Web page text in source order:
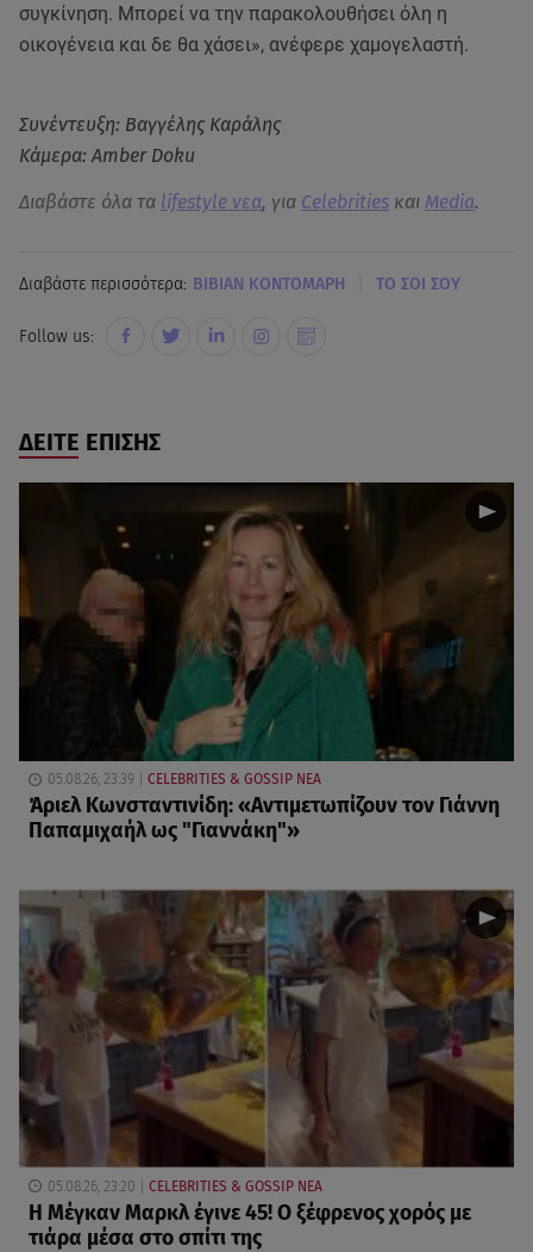
συγκίνηση. Μπορεί να την παρακολουθήσει όλη η
οικογένεια και δε θα χάσει», ανέφερε χαμογελαστή.
Συνέντευξη: Βαγγέλης Καράλης
Κάμερα: Amber Doku
Διαβάστε όλα τα lifestyle νεα, για Celebrities και Media.
Διαβάστε περισσότερα: ΒΙΒΙΑΝ ΚΟΝΤΟΜΑΡΗ ΤΟ ΣΟΙ ΣΟΥ
Follow us:
ΔΕΙΤΕ ΕΠΙΣΗΣ
05.08.26, 23:39 CELEBRITIES & GOSSIP ΝΕΑ
Άριελ Κωνσταντινίδη: «Αντιμετωπίζουν τον Γιάννη
Παπαμιχαήλ ως "Γιαννάκη"»
05.08.26, 23:20 CELEBRITIES & GOSSIP ΝΕΑ
Η Μέγκαν Μαρκλ έγινε 45! Ο ξέφρενος χορός με
τιάρα μέσα στο σπίτι της